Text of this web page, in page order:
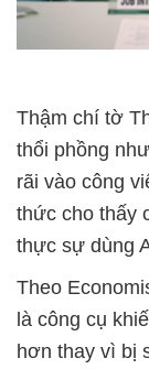
Thậm chí tờ
thổi phồng
rãi vào công
thức cho thấy
thực sự dùng
Theo
là công cụ
hơn thay vì bị